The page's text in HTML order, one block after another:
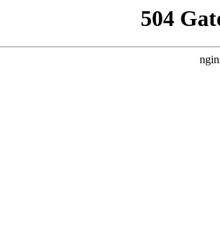
504